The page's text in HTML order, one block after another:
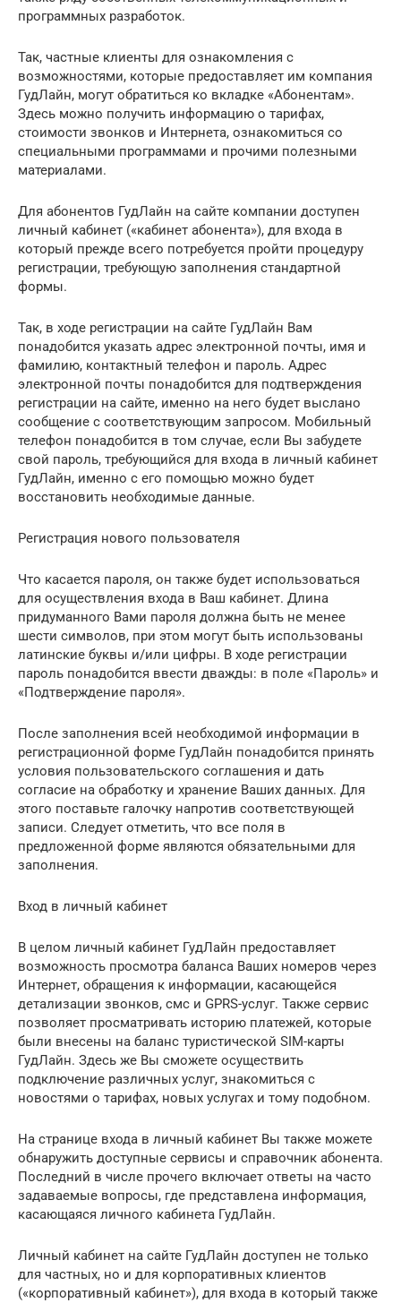
программных разработок.
Так, частные клиенты для ознакомления с
возможностями, которые предоставляет им компания
ГудЛайн, могут обратиться ко вкладке «Абонентам».
Здесь можно получить информацию о тарифах,
стоимости звонков и Интернета, ознакомиться со
специальными программами и прочими полезными
материалами.
Для абонентов ГудЛайн на сайте компании доступен
личный кабинет («кабинет абонента»), для входа в
который прежде всего потребуется пройти процедуру
регистрации, требующую заполнения стандартной
формы.
Так, в ходе регистрации на сайте ГудЛайн Вам
понадобится указать адрес электронной почты, имя и
фамилию, контактный телефон и пароль. Адрес
электронной почты понадобится для подтверждения
регистрации на сайте, именно на него будет выслано
сообщение с соответствующим запросом. Мобильный
телефон понадобится в том случае, если Вы забудете
свой пароль, требующийся для входа в личный кабинет
ГудЛайн, именно с его помощью можно будет
восстановить необходимые данные.
Регистрация нового пользователя
Что касается пароля, он также будет использоваться
для осуществления входа в Ваш кабинет. Длина
придуманного Вами пароля должна быть не менее
шести символов, при этом могут быть использованы
латинские буквы и/или цифры. В ходе регистрации
пароль понадобится ввести дважды: в поле «Пароль» и
«Подтверждение пароля».
После заполнения всей необходимой информации в
регистрационной форме ГудЛайн понадобится принять
условия пользовательского соглашения и дать
согласие на обработку и хранение Ваших данных. Для
этого поставьте галочку напротив соответствующей
записи. Следует отметить, что все поля в
предложенной форме являются обязательными для
заполнения.
Вход в личный кабинет
В целом личный кабинет ГудЛайн предоставляет
возможность просмотра баланса Ваших номеров через
Интернет, обращения к информации, касающейся
детализации звонков, смс и GPRS-услуг. Также сервис
позволяет просматривать историю платежей, которые
были внесены на баланс туристической SIM-карты
ГудЛайн. Здесь же Вы сможете осуществить
подключение различных услуг, знакомиться с
новостями о тарифах, новых услугах и тому подобном.
На странице входа в личный кабинет Вы также можете
обнаружить доступные сервисы и справочник абонента.
Последний в числе прочего включает ответы на часто
задаваемые вопросы, где представлена информация,
касающаяся личного кабинета ГудЛайн.
Личный кабинет на сайте ГудЛайн доступен не только
для частных, но и для корпоративных клиентов
(«корпоративный кабинет»), для входа в который также